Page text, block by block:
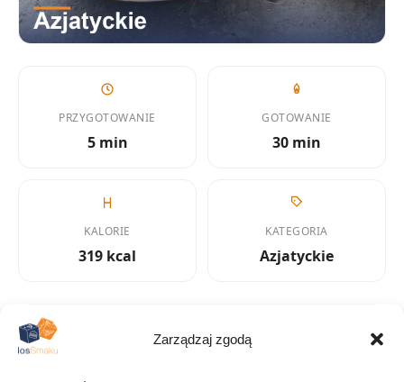
Zarządzaj zgodą
PRZYGOTOWANIE
5 min
GOTOWANIE
30 min
KALORIE
319 kcal
KATEGORIA
Azjatyckie